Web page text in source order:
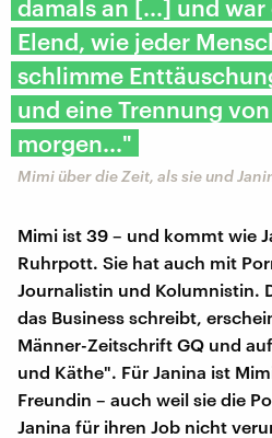
damals an [...] und
Elend, wie jeder
schlimme
und eine Trennung
morgen..."
Mimi über die Zeit, als sie und
Mimi ist 39 – und kommt wie
Ruhrpott. Sie hat auch mit
Journalistin und Kolumnistin.
das Business schreibt,
Männer-Zeitschrift GQ und
und Käthe". Für Janina ist
Freundin – auch weil sie die
Janina für ihren Job nicht